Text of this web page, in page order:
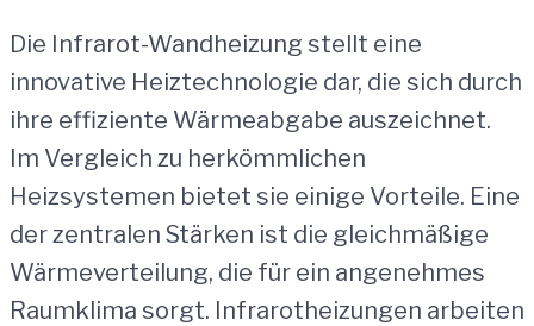
Die Infrarot-Wandheizung stellt eine
innovative Heiztechnologie dar, die sich durch
ihre effiziente Wärmeabgabe auszeichnet.
Im Vergleich zu herkömmlichen
Heizsystemen bietet sie einige Vorteile. Eine
der zentralen Stärken ist die gleichmäßige
Wärmeverteilung, die für ein angenehmes
Raumklima sorgt. Infrarotheizungen arbeiten